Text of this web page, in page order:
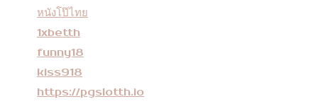
หนังโป๊ไทย
1xbetth
funny18
kiss918
https://pgslotth.io